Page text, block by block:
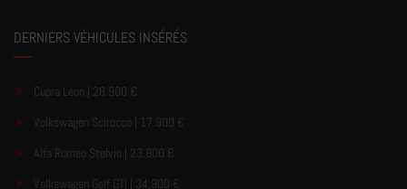
DERNIERS VÉHICULES INSÉRÉS
Cupra Leon | 26.900 €
Volkswagen Scirocco | 17.900 €
Alfa Romeo Stelvio | 23.900 €
Volkswagen Golf GTI | 34.900 €